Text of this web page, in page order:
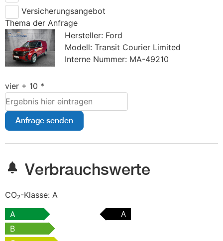
Versicherungsangebot
Thema der Anfrage
Hersteller: Ford
Modell: Transit Courier Limited
Interne Nummer: MA-49210
vier + 10 *
Anfrage senden
Verbrauchswerte
CO2-Klasse: A
A
A
B